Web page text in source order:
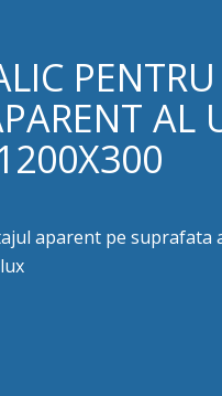
PENTRU
AL
aparent pe suprafata